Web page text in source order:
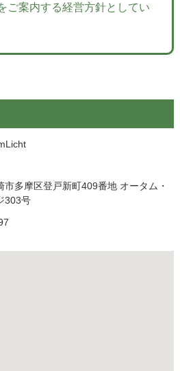
ご案内する経営方針としてい
市多摩区登戸新町409番地 オータム・
303号